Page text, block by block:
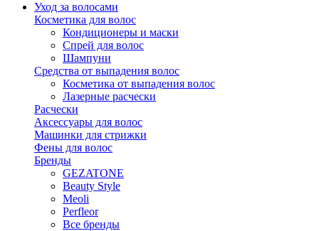
Уход за волосами
Косметика для волос
Кондиционеры и маски
Спрей для волос
Шампуни
Средства от выпадения волос
Косметика от выпадения волос
Лазерные расчески
Расчески
Аксессуары для волос
Машинки для стрижки
Фены для волос
Бренды
GEZATONE
Beauty Style
Meoli
Perfleor
Все бренды